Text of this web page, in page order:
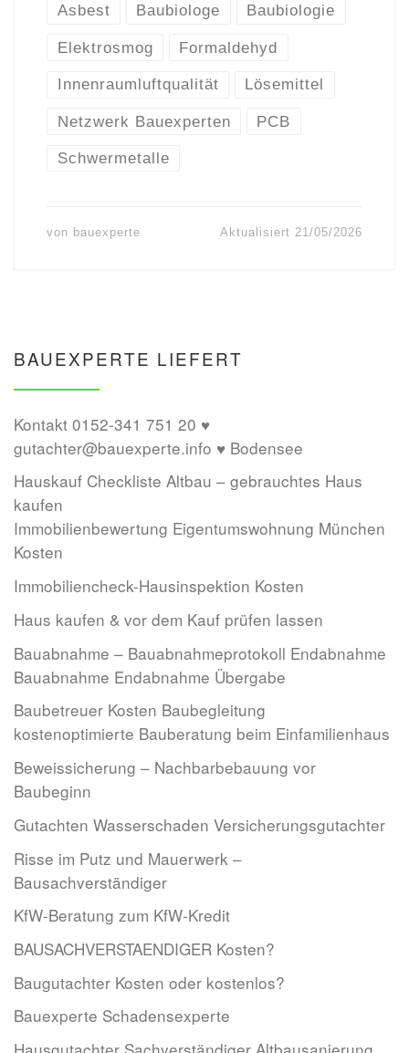
Asbest Baubiologe Baubiologie
Elektrosmog Formaldehyd
Innenraumluftqualität Lösemittel
Netzwerk Bauexperten PCB
Schwermetalle
von bauexperte Aktualisiert 21/05/2026
BAUEXPERTE LIEFERT
Kontakt 0152-341 751 20 ♥
gutachter@bauexperte.info ♥ Bodensee
Hauskauf Checkliste Altbau – gebrauchtes Haus
kaufen
Immobilienbewertung Eigentumswohnung München
Kosten
Immobiliencheck-Hausinspektion Kosten
Haus kaufen & vor dem Kauf prüfen lassen
Bauabnahme – Bauabnahmeprotokoll Endabnahme
Bauabnahme Endabnahme Übergabe
Baubetreuer Kosten Baubegleitung
kostenoptimierte Bauberatung beim Einfamilienhaus
Beweissicherung – Nachbarbebauung vor
Baubeginn
Gutachten Wasserschaden Versicherungsgutachter
Risse im Putz und Mauerwerk –
Bausachverständiger
KfW-Beratung zum KfW-Kredit
BAUSACHVERSTAENDIGER Kosten?
Baugutachter Kosten oder kostenlos?
Bauexperte Schadensexperte